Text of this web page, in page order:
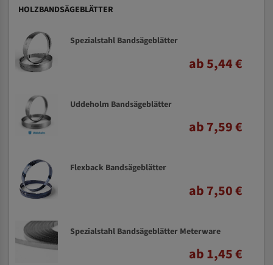
HOLZBANDSÄGEBLÄTTER
Spezialstahl Bandsägeblätter
ab 5,44 €
Uddeholm Bandsägeblätter
ab 7,59 €
Flexback Bandsägeblätter
ab 7,50 €
Spezialstahl Bandsägeblätter Meterware
ab 1,45 €